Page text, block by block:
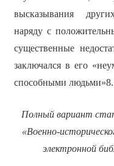
высказывания
наряду с
существенные
заключался в его
способными
Полный вариант
«Военно-
электронной